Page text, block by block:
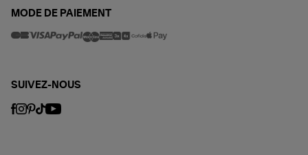
MODE DE PAIEMENT
SUIVEZ-NOUS